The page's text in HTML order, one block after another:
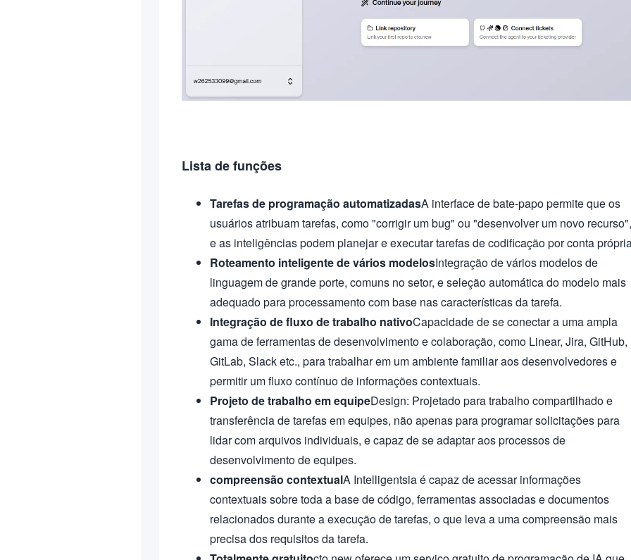
Lista de funções
Tarefas de programação automatizadasA interface de bate-papo permite que os
usuários atribuam tarefas, como "corrigir um bug" ou "desenvolver um novo recurso",
e as inteligências podem planejar e executar tarefas de codificação por conta
Roteamento inteligente de vários modelosIntegração de vários modelos de
linguagem de grande porte, comuns no setor, e seleção automática do modelo mais
adequado para processamento com base nas características da tarefa.
Integração de fluxo de trabalho nativoCapacidade de se conectar a uma ampla
gama de ferramentas de desenvolvimento e colaboração, como Linear, Jira, GitHub,
GitLab, Slack etc., para trabalhar em um ambiente familiar aos desenvolvedores e
permitir um fluxo contínuo de informações contextuais.
Projeto de trabalho em equipeDesign: Projetado para trabalho compartilhado e
transferência de tarefas em equipes, não apenas para programar solicitações para
lidar com arquivos individuais, e capaz de se adaptar aos processos de
desenvolvimento de equipes.
compreensão contextualA Intelligentsia é capaz de acessar informações
contextuais sobre toda a base de código, ferramentas associadas e documentos
relacionados durante a execução de tarefas, o que leva a uma compreensão mais
precisa dos requisitos da tarefa.